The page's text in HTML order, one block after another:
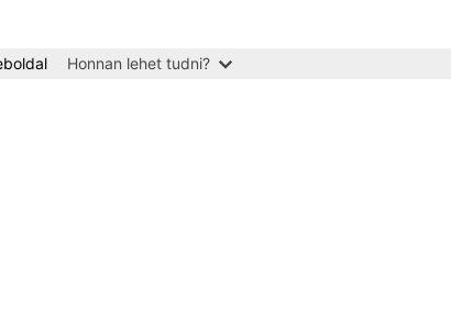
Honnan lehet tudni?